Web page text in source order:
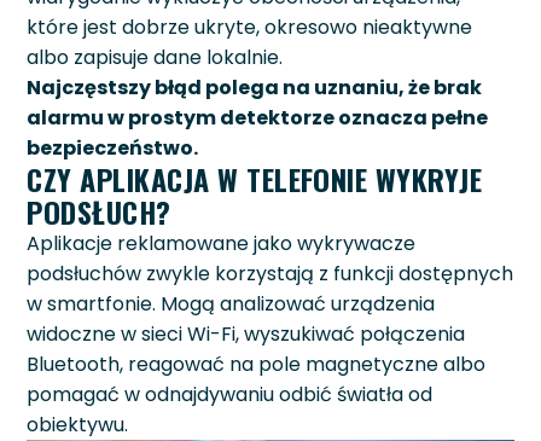
które jest dobrze ukryte, okresowo nieaktywne
albo zapisuje dane lokalnie.
Najczęstszy błąd polega na uznaniu, że brak
alarmu w prostym detektorze oznacza pełne
bezpieczeństwo.
CZY APLIKACJA W TELEFONIE WYKRYJE
PODSŁUCH?
Aplikacje reklamowane jako wykrywacze
podsłuchów zwykle korzystają z funkcji dostępnych
w smartfonie. Mogą analizować urządzenia
widoczne w sieci Wi-Fi, wyszukiwać połączenia
Bluetooth, reagować na pole magnetyczne albo
pomagać w odnajdywaniu odbić światła od
obiektywu.